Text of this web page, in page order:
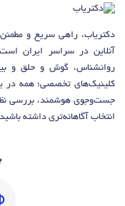
دکتریاب، راهی سریع و
آنلاین در سراسر ایران
روانشناس، گوش و حلق و
کلینیک‌های تخصصی؛ همه در
جست‌وجوی هوشمند، بررسی
انتخاب آگاهانه‌تری داشته